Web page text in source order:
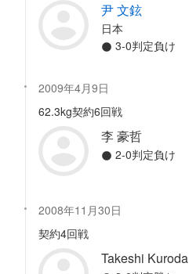
尹 文鉉
日本
3-0判定負け
2009年4月9日
62.3kg契約6回戦
李 豪哲
2-0判定負け
2008年11月30日
契約4回戦
Takeshi Kuroda